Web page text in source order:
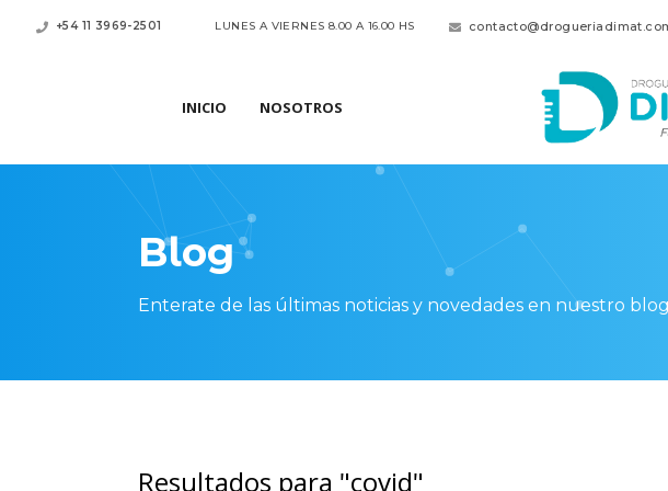
+54 11 3969-2501 LUNES A VIERNES 8.00 A 16.00 HS
INICIO NOSOTROS
Blog
Enterate de las últimas noticias y novedades en nuestro
Resultados para "covid"